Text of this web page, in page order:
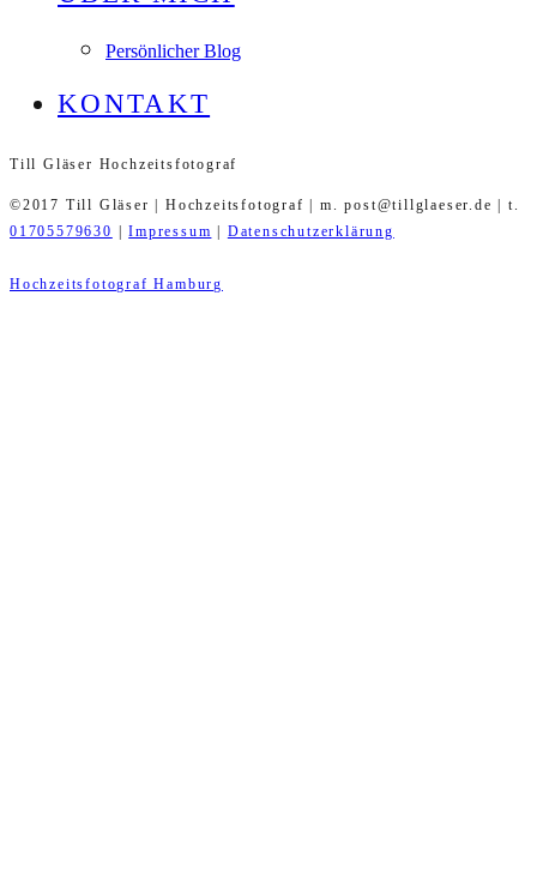
Persönlicher Blog
KONTAKT
Till Gläser Hochzeitsfotograf
©2017 Till Gläser | Hochzeitsfotograf | m. post@tillglaeser.de | t.
01705579630
|Impressum Datenschutzerklärung
Hochzeitsfotograf Hamburg